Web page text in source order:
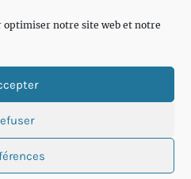
optimiser notre site web et notre